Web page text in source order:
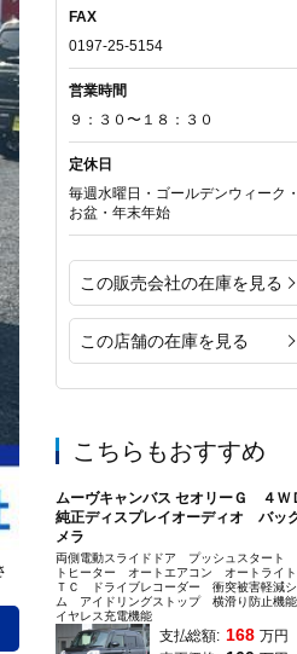
当社のお車は全車保証付です。保証期間
きます※メーカー保証の継続には自社他
FAX
0197-25-5154
営業時間
９：３０〜１８：３０
定休日
毎週水曜日・ゴールデンウィーク・
お盆・年末年始
この販売会社の在庫を見る
この店舗の在庫を見る
こちらもおすすめ
ムーヴキャンバス セオリーＧ ４
純正ディスプレイオーディオ バッ
メラ
両側電動スライドドア プッシュスタート
トヒーター オートエアコン オートライ
ＴＣ ドライブレコーダー 衝突被害軽減シ
ム アイドリングストップ 横滑り防止機
イヤレス充電機能
支払総額: 168 万円